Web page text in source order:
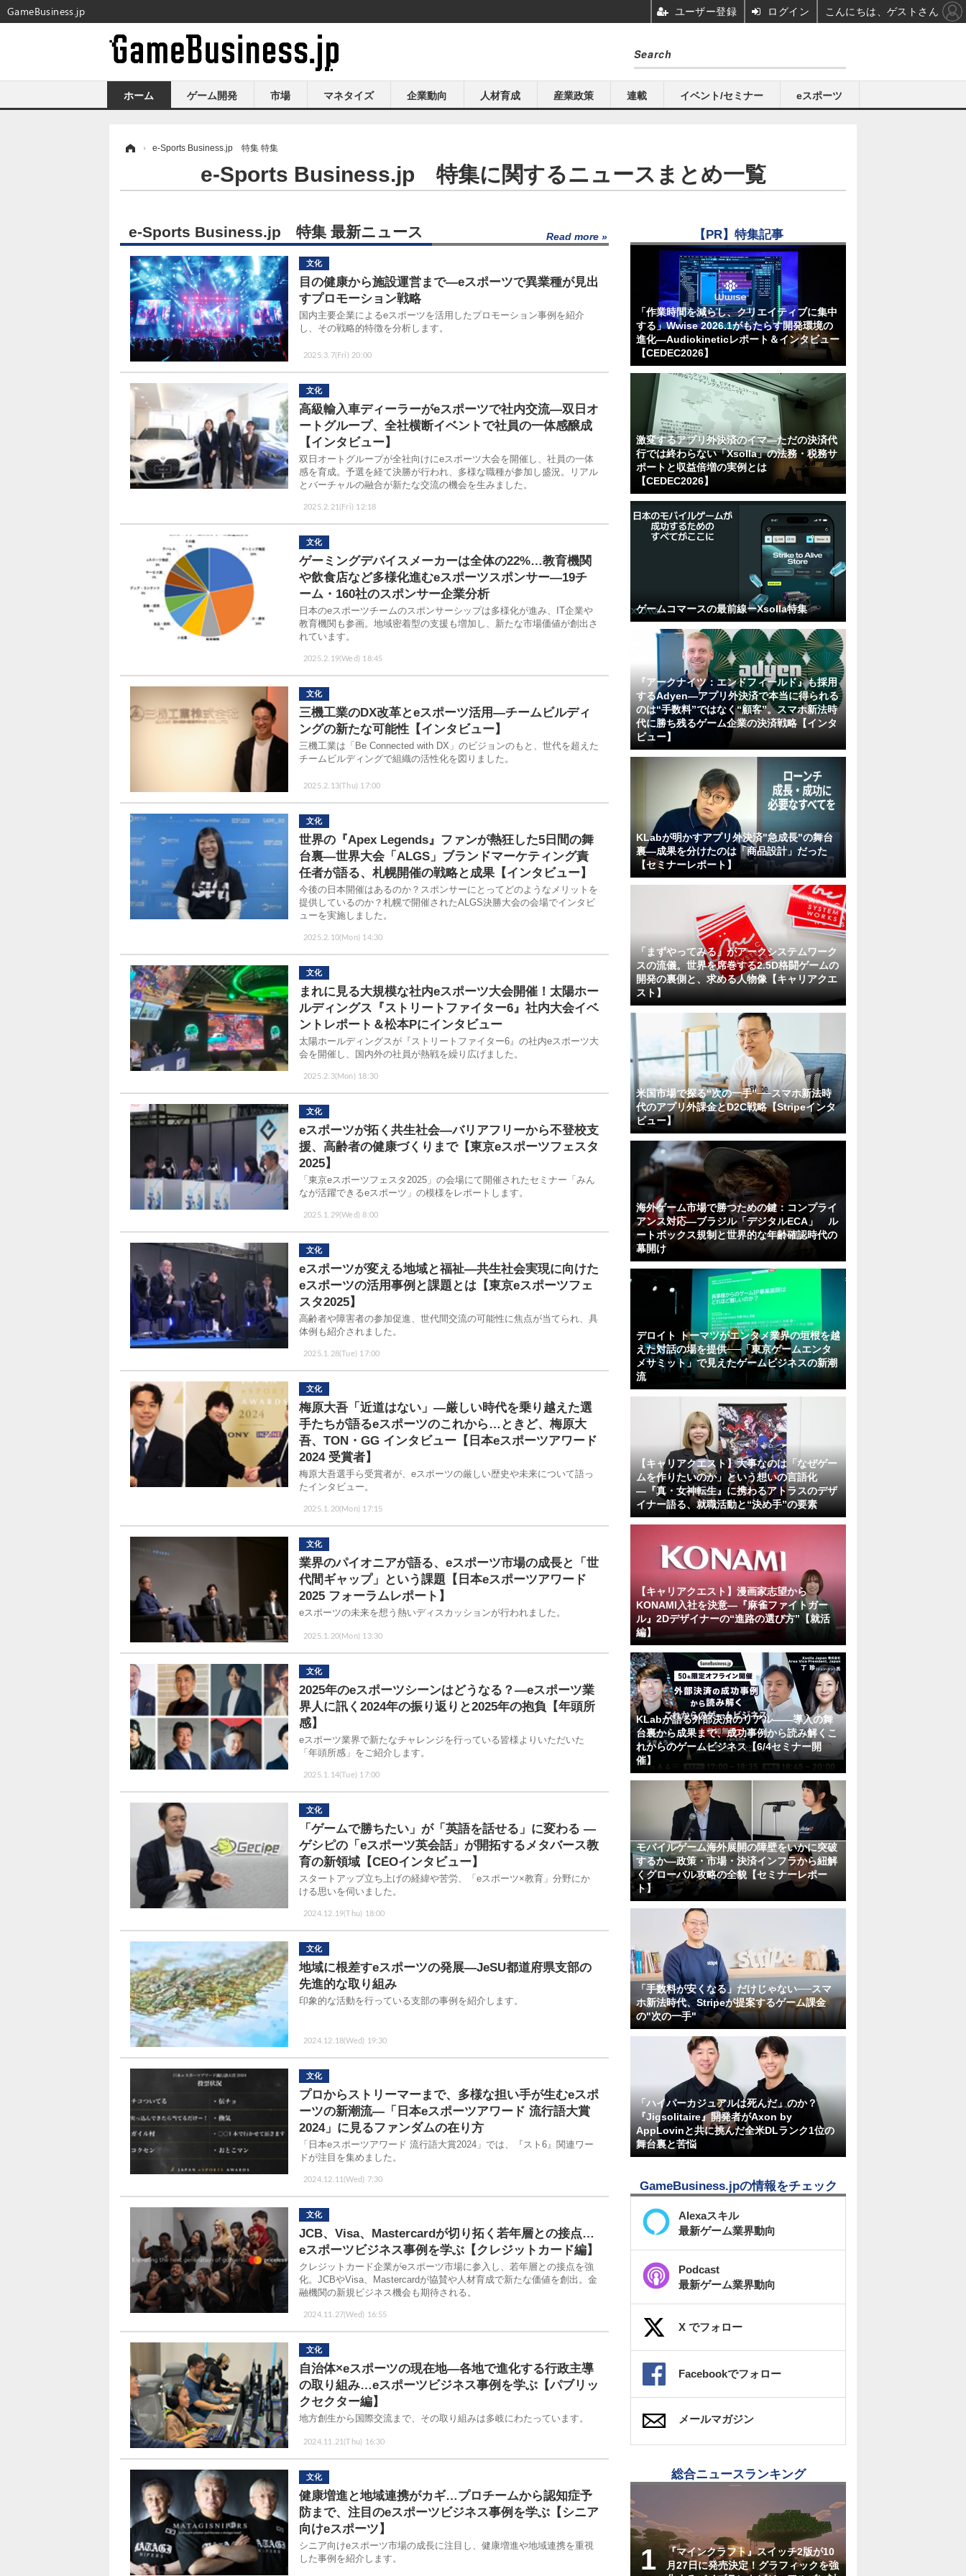
ホーム ゲーム開発 市場 マネタイズ 企業動向 人材育成 産業政策 連載 イベント/セミナー eスポーツ
› e-Sports Business.jp 特集 特集
e-Sports Business.jp 特集に関するニュースまとめ一覧
e-Sports Business.jp 特集 最新ニュース Read more
文化
2025.3.7(Fri) 20:00
目の健康から施設運営まで―eスポーツで異業種が見出
すプロモーション戦略
国内主要企業によるeスポーツを活用したプロモーション事例を紹介
し、その戦略的特徴を分析します。
文化
2025.2.21(Fri) 12:18
高級輸入車ディーラーがeスポーツで社内交流―双日オ
ートグループ、全社横断イベントで社員の一体感醸成
【インタビュー】
双日オートグループが全社向けにeスポーツ大会を開催し、社員の一体
感を育成。予選を経て決勝が行われ、多様な職種が参加し盛況。リアル
とバーチャルの融合が新たな交流の機会を生みました。
文化
2025.2.19(Wed) 18:45
ゲーミングデバイスメーカーは全体の22%…教育機関
や飲食店など多様化進むeスポーツスポンサー―19チ
ーム・160社のスポンサー企業分析
日本のeスポーツチームのスポンサーシップは多様化が進み、IT企業や
教育機関も参画。地域密着型の支援も増加し、新たな市場価値が創出さ
れています。
文化
2025.2.13(Thu) 17:00
三機工業のDX改革とeスポーツ活用―チームビルディ
ングの新たな可能性【インタビュー】
三機工業は「Be Connected with DX」のビジョンのもと、世代を超えた
チームビルディングで組織の活性化を図りました。
文化
2025.2.10(Mon) 14:30
世界の『Apex Legends』ファンが熱狂した5日間の舞
台裏―世界大会「ALGS」ブランドマーケティング責
任者が語る、札幌開催の戦略と成果【インタビュー】
今後の日本開催はあるのか？スポンサーにとってどのようなメリットを
提供しているのか？札幌で開催されたALGS決勝大会の会場でインタビ
ューを実施しました。
文化
2025.2.3(Mon) 18:30
まれに見る大規模な社内eスポーツ大会開催！太陽ホー
ルディングス『ストリートファイター6』社内大会イベ
ントレポート＆松本Pにインタビュー
太陽ホールディングスが『ストリートファイター6』の社内eスポーツ大
会を開催し、国内外の社員が熱戦を繰り広げました。
文化
2025.1.29(Wed) 8:00
eスポーツが拓く共生社会―バリアフリーから不登校支
援、高齢者の健康づくりまで【東京eスポーツフェスタ
2025】
「東京eスポーツフェスタ2025」の会場にて開催されたセミナー「みん
なが活躍できるeスポーツ」の模様をレポートします。
文化
2025.1.28(Tue) 17:00
eスポーツが変える地域と福祉―共生社会実現に向けた
eスポーツの活用事例と課題とは【東京eスポーツフェ
スタ2025】
高齢者や障害者の参加促進、世代間交流の可能性に焦点が当てられ、具
体例も紹介されました。
文化
2025.1.20(Mon) 17:15
梅原大吾「近道はない」―厳しい時代を乗り越えた選
手たちが語るeスポーツのこれから…ときど、梅原大
吾、TON・GG インタビュー【日本eスポーツアワード
2024 受賞者】
梅原大吾選手ら受賞者が、eスポーツの厳しい歴史や未来について語っ
たインタビュー。
文化
2025.1.20(Mon) 13:30
業界のパイオニアが語る、eスポーツ市場の成長と「世
代間ギャップ」という課題【日本eスポーツアワード
2025 フォーラムレポート】
eスポーツの未来を想う熱いディスカッションが行われました。
文化
2025.1.14(Tue) 17:00
2025年のeスポーツシーンはどうなる？―eスポーツ業
界人に訊く2024年の振り返りと2025年の抱負【年頭所
感】
eスポーツ業界で新たなチャレンジを行っている皆様よりいただいた
「年頭所感」をご紹介します。
文化
2024.12.19(Thu) 18:00
「ゲームで勝ちたい」が「英語を話せる」に変わる ―
ゲシピの「eスポーツ英会話」が開拓するメタバース教
育の新領域【CEOインタビュー】
スタートアップ立ち上げの経緯や苦労、「eスポーツ×教育」分野にか
ける思いを伺いました。
文化
2024.12.18(Wed) 19:30
地域に根差すeスポーツの発展―JeSU都道府県支部の
先進的な取り組み
印象的な活動を行っている支部の事例を紹介します。
文化
2024.12.11(Wed) 7:30
プロからストリーマーまで、多様な担い手が生むeスポ
ーツの新潮流―「日本eスポーツアワード 流行語大賞
2024」に見るファンダムの在り方
「日本eスポーツアワード 流行語大賞2024」では、『スト6』関連ワー
ドが注目を集めました。
文化
2024.11.27(Wed) 16:55
JCB、Visa、Mastercardが切り拓く若年層との接点…
eスポーツビジネス事例を学ぶ【クレジットカード編】
クレジットカード企業がeスポーツ市場に参入し、若年層との接点を強
化。JCBやVisa、Mastercardが協賛や人材育成で新たな価値を創出。金
融機関の新規ビジネス機会も期待される。
文化
2024.11.21(Thu) 16:30
自治体×eスポーツの現在地―各地で進化する行政主導
の取り組み…eスポーツビジネス事例を学ぶ【パブリッ
クセクター編】
地方創生から国際交流まで、その取り組みは多岐にわたっています。
文化
健康増進と地域連携がカギ…プロチームから認知症予
防まで、注目のeスポーツビジネス事例を学ぶ【シニア
向けeスポーツ】
シニア向けeスポーツ市場の成長に注目し、健康増進や地域連携を重視
した事例を紹介します。
【PR】特集記事
「作業時間を減らし、クリエイティブに集中
する」Wwise 2026.1がもたらす開発環境の
進化―Audiokineticレポート＆インタビュー
【CEDEC2026】
激変するアプリ外決済のイマ―ただの決済代
行では終わらない「Xsolla」の法務・税務サ
ポートと収益倍増の実例とは
【CEDEC2026】
ゲームコマースの最前線ーXsolla特集
『アークナイツ：エンドフィールド』も採用
するAdyen―アプリ外決済で本当に得られる
のは“手数料”ではなく“顧客”。スマホ新法時
代に勝ち残るゲーム企業の決済戦略【インタ
ビュー】
KLabが明かすアプリ外決済"急成長"の舞台
裏―成果を分けたのは「商品設計」だった
【セミナーレポート】
「まずやってみる」がアークシステムワーク
スの流儀。世界を席巻する2.5D格闘ゲームの
開発の裏側と、求める人物像【キャリアクエ
スト】
米国市場で探る“次の一手”──スマホ新法時
代のアプリ外課金とD2C戦略【Stripeインタ
ビュー】
海外ゲーム市場で勝つための鍵：コンプライ
アンス対応—ブラジル「デジタルECA」 ル
ートボックス規制と世界的な年齢確認時代の
幕開け
デロイト トーマツがエンタメ業界の垣根を越
えた対話の場を提供──「東京ゲームエンタ
メサミット」で見えたゲームビジネスの新潮
流
【キャリアクエスト】大事なのは「なぜゲー
ムを作りたいのか」という想いの言語化
―『真・女神転生』に携わるアトラスのデザ
イナー語る、就職活動と“決め手”の要素
【キャリアクエスト】漫画家志望から
KONAMI入社を決意―『麻雀ファイトガー
ル』2Dデザイナーの“進路の選び方”【就活
編】
KLabが語る外部決済のリアル――導入の舞
台裏から成果まで、成功事例から読み解くこ
れからのゲームビジネス【6/4セミナー開
催】
モバイルゲーム海外展開の障壁をいかに突破
するか―政策・市場・決済インフラから紐解
くグローバル攻略の全貌【セミナーレポー
ト】
「手数料が安くなる」だけじゃない──スマ
ホ新法時代、Stripeが提案するゲーム課金
の"次の一手"
「ハイパーカジュアルは死んだ」のか？
『Jigsolitaire』開発者がAxon by
AppLovinと共に挑んだ全米DLランク1位の
舞台裏と苦悩
GameBusiness.jpの情報をチェック
Alexaスキル
最新ゲーム業界動向
Podcast
最新ゲーム業界動向
X でフォロー
Facebookでフォロー
メールマガジン
総合ニュースランキング
『マインクラフト』スイッチ2版が10
月27日に発売決定！グラフィックを強
GameBusiness.jp ユーザー登録 ログイン こんにちは、ゲストさん